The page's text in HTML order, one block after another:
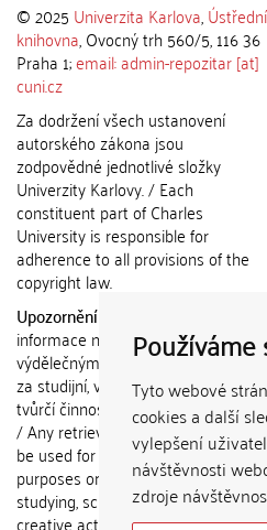
Tyto webové
cookies a další
vylepšení
návštěvnosti
zdroje
© 2025 Univerzita Karlova,Ústřední
knihovna, Ovocný trh 560/5, 116 36
Praha 1;email: admin-repozitar [at]
cuni.cz
Za dodržení všech ustanovení
autorského zákona jsou
zodpovědné jednotlivé složky
Univerzity Karlovy. / Each
constituent part of Charles
University is responsible for
adherence to all provisions of the
copyright law.
Upozornění / Notice:
informace nemohou být použity k
výdělečným účelům nebo vydávány
za studijní, vědeckou nebo jinou
tvůrčí činnost jiné osoby než autora.
/ Any retrieved information shall
be used for any commercial
purposes or claimed as results of
studying, scientific or any other
creative activities of any person